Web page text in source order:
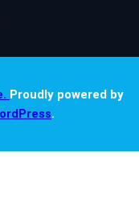
Proudly powered by
.